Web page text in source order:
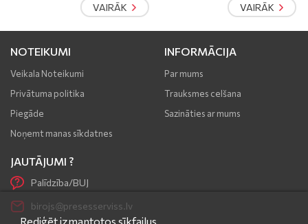
VAIRĀK VAIRĀK
NOTEIKUMI
Veikala Noteikumi
Privātuma politika
Piegāde
Noņemt manas sīkdatnes
INFORMĀCIJA
Par mums
Trauksmes celšana
Sazināties ar mums
Rediģēt izmantotos sīkfailus
JAUTĀJUMI ?
Palīdzība/BUJ
birojs@presesserviss.lv